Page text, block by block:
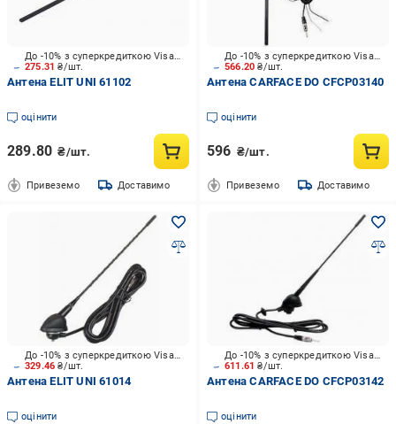
275.31₴/шт.
До -10% з суперкредиткою Visa Вигода
Антена ELIT UNI 61102
оцінити
289.80 ₴/шт.
Привеземо Доставимо
566.20₴/шт.
До -10% з суперкредиткою Visa Вигода
Антена CARFACE DO CFCP03140
оцінити
596 ₴/шт.
Привеземо Доставимо
329.46₴/шт.
До -10% з суперкредиткою Visa Вигода
Антена ELIT UNI 61014
оцінити
611.61₴/шт.
До -10% з суперкредиткою Visa Вигода
Антена CARFACE DO CFCP03142
оцінити